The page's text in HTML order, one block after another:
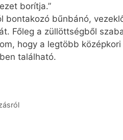
borítja.”
bontakozó bűnbánó,
Főleg a züllöttségből
hogy a legtöbb
található.